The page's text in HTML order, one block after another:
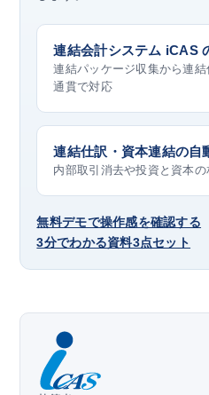
連結会計システム iCAS
連結パッケージ収集から連
通貫で対応
連結仕訳・資本連結の自
内部取引消去や投資と資本
無料デモで操作感を確認する
3分でわかる資料3点セット